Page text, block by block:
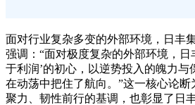
面对行业复杂多变的外部环境，日丰
强调：“面对极度复杂的外部环境，日
于利润’的初心，以逆势投入的魄力与
在动荡中把住了航向。”这一核心论
聚力、韧性前行的基调，也彰显了日